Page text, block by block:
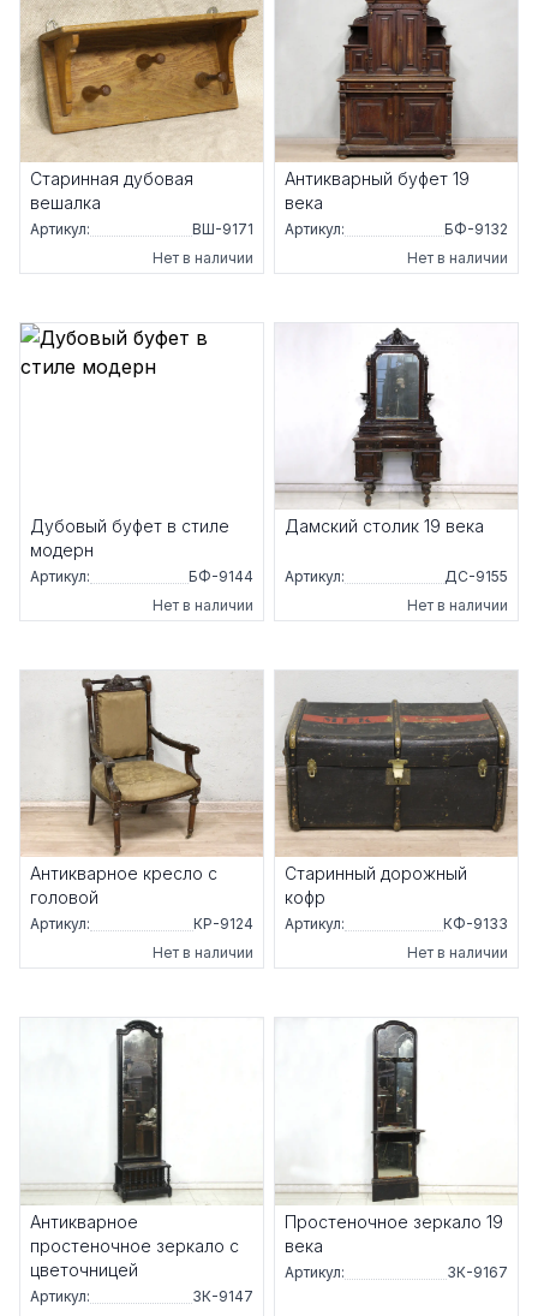
Старинная дубовая
вешалка
Артикул:
ВШ-9171
Нет в наличии
Антикварный буфет 19
века
Артикул:
БФ-9132
Нет в наличии
Дубовый буфет в стиле
модерн
Артикул:
БФ-9144
Нет в наличии
Дамский столик 19 века
Артикул:
ДС-9155
Нет в наличии
Антикварное кресло с
головой
Артикул:
КР-9124
Нет в наличии
Старинный дорожный
кофр
Артикул:
КФ-9133
Нет в наличии
Антикварное
простеночное зеркало с
цветочницей
Артикул:
ЗК-9147
Простеночное зеркало 19
века
Артикул: ЗК-9167